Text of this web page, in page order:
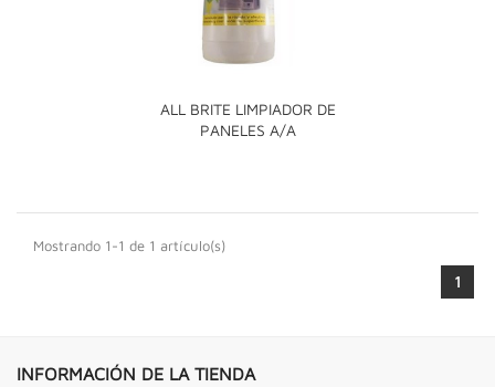
ALL BRITE LIMPIADOR DE
PANELES A/A
Mostrando 1-1 de 1 artículo(s)
1
INFORMACIÓN DE LA TIENDA